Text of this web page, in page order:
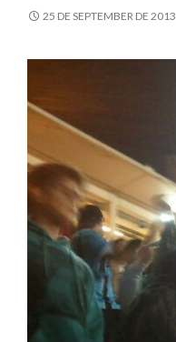
25 DE SEPTEMBER DE 2013